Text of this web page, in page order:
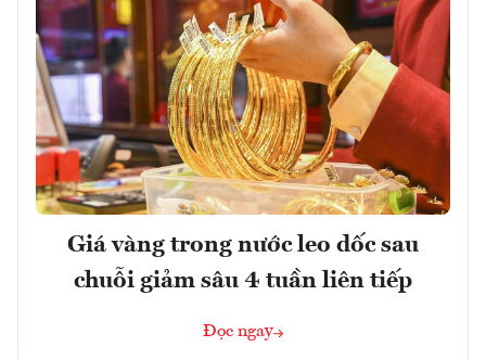
Giá vàng trong nước leo dốc sau
chuỗi giảm sâu 4 tuần liên tiếp
Đọc ngay